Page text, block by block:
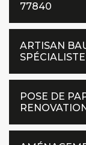
77840
ARTISAN
POSE DE